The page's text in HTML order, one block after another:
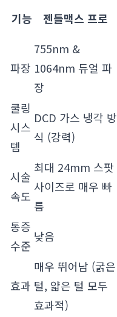
기능
젠틀맥스 프로
파장
755nm &
1064nm 듀얼 파
장
쿨링
시스
템
DCD 가스 냉각 방
식 (강력)
시술
속도
최대 24mm 스팟
사이즈로 매우 빠
름
통증
수준
낮음
효과
매우 뛰어남 (굵은
털, 얇은 털 모두
효과적)